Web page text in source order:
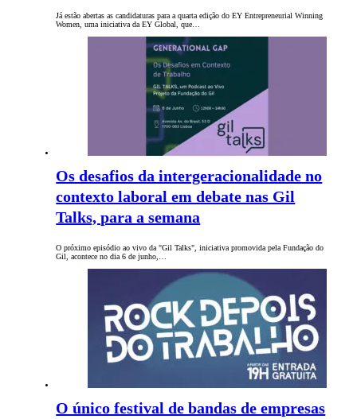
Já estão abertas as candidaturas para a quarta edição do EY Entrepreneurial Winning
Women, uma iniciativa da EY Global, que…
Os desafios da intergeracionalidade no
contexto laboral em debate nas Gil
Talks, para a semana
O próximo episódio ao vivo da "Gil Talks", iniciativa promovida pela Fundação do
Gil, acontece no dia 6 de junho,…
O único festival de bandas de empresas